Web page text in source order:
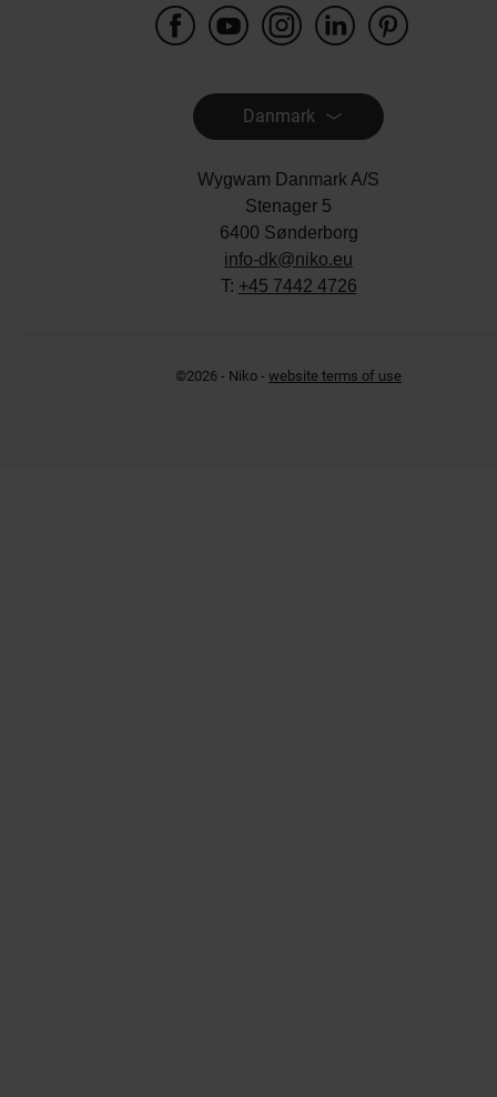
Danmark
Wygwam Danmark A/S
Stenager 5
6400 Sønderborg
info-dk@niko.eu
T: +45 7442 4726
©2026 - Niko - website terms of use